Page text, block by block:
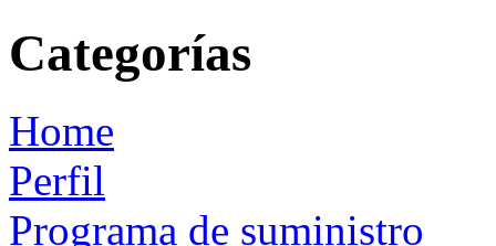
Categorías
Home
Perfil
Programa de suministro